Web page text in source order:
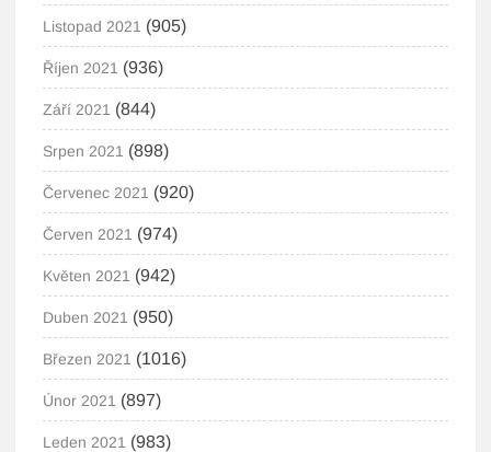
Listopad 2021 (905)
Říjen 2021 (936)
Září 2021 (844)
Srpen 2021 (898)
Červenec 2021 (920)
Červen 2021 (974)
Květen 2021 (942)
Duben 2021 (950)
Březen 2021 (1016)
Únor 2021 (897)
Leden 2021 (983)